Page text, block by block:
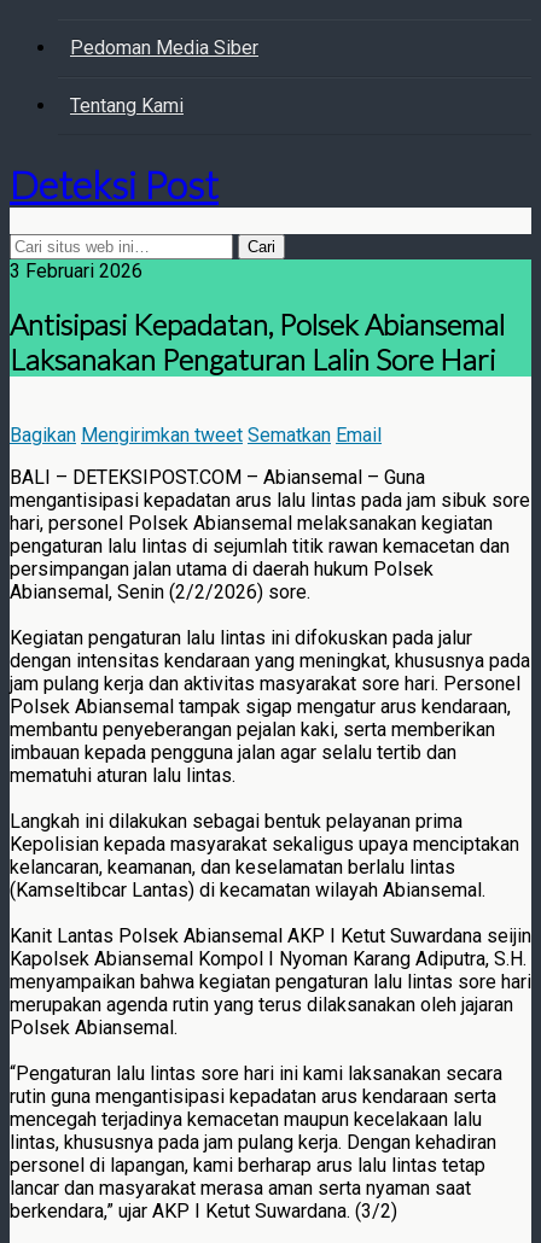
Pedoman Media Siber
Tentang Kami
Deteksi Post
3 Februari 2026
Antisipasi Kepadatan, Polsek Abiansemal
Laksanakan Pengaturan Lalin Sore Hari
Bagikan Mengirimkan tweet Sematkan Email
BALI – DETEKSIPOST.COM – Abiansemal – Guna
mengantisipasi kepadatan arus lalu lintas pada jam sibuk sore
hari, personel Polsek Abiansemal melaksanakan kegiatan
pengaturan lalu lintas di sejumlah titik rawan kemacetan dan
persimpangan jalan utama di daerah hukum Polsek
Abiansemal, Senin (2/2/2026) sore.
Kegiatan pengaturan lalu lintas ini difokuskan pada jalur
dengan intensitas kendaraan yang meningkat, khususnya pada
jam pulang kerja dan aktivitas masyarakat sore hari. Personel
Polsek Abiansemal tampak sigap mengatur arus kendaraan,
membantu penyeberangan pejalan kaki, serta memberikan
imbauan kepada pengguna jalan agar selalu tertib dan
mematuhi aturan lalu lintas.
Langkah ini dilakukan sebagai bentuk pelayanan prima
Kepolisian kepada masyarakat sekaligus upaya menciptakan
kelancaran, keamanan, dan keselamatan berlalu lintas
(Kamseltibcar Lantas) di kecamatan wilayah Abiansemal.
Kanit Lantas Polsek Abiansemal AKP I Ketut Suwardana seijin
Kapolsek Abiansemal Kompol I Nyoman Karang Adiputra, S.H.
menyampaikan bahwa kegiatan pengaturan lalu lintas sore hari
merupakan agenda rutin yang terus dilaksanakan oleh jajaran
Polsek Abiansemal.
“Pengaturan lalu lintas sore hari ini kami laksanakan secara
rutin guna mengantisipasi kepadatan arus kendaraan serta
mencegah terjadinya kemacetan maupun kecelakaan lalu
lintas, khususnya pada jam pulang kerja. Dengan kehadiran
personel di lapangan, kami berharap arus lalu lintas tetap
lancar dan masyarakat merasa aman serta nyaman saat
berkendara,” ujar AKP I Ketut Suwardana. (3/2)